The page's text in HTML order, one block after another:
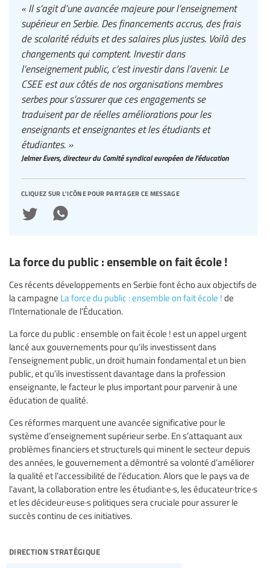
« Il s’agit d’une avancée majeure pour l’enseignement
supérieur en Serbie. Des financements accrus, des frais
de scolarité réduits et des salaires plus justes. Voilà des
changements qui comptent. Investir dans
l’enseignement public, c’est investir dans l’avenir. Le
CSEE est aux côtés de nos organisations membres
serbes pour s’assurer que ces engagements se
traduisent par de réelles améliorations pour les
enseignants et enseignantes et les étudiants et
étudiantes. »
Jelmer Evers, directeur du Comité syndical européen de l’éducation
cliquez sur l'icône pour partager ce message
La force du public : ensemble on fait école !
Ces récents développements en Serbie font écho aux objectifs de
la campagne La force du public : ensemble on fait école ! de
l’Internationale de l’Éducation.
La force du public : ensemble on fait école ! est un appel urgent
lancé aux gouvernements pour qu’ils investissent dans
l’enseignement public, un droit humain fondamental et un bien
public, et qu’ils investissent davantage dans la profession
enseignante, le facteur le plus important pour parvenir à une
éducation de qualité.
Ces réformes marquent une avancée significative pour le
système d’enseignement supérieur serbe. En s’attaquant aux
problèmes financiers et structurels qui minent le secteur depuis
des années, le gouvernement a démontré sa volonté d’améliorer
la qualité et l’accessibilité de l’éducation. Alors que le pays va de
l’avant, la collaboration entre les étudiant·e·s, les éducateur·trice·s
et les décideur·euse·s politiques sera cruciale pour assurer le
succès continu de ces initiatives.
direction stratégique